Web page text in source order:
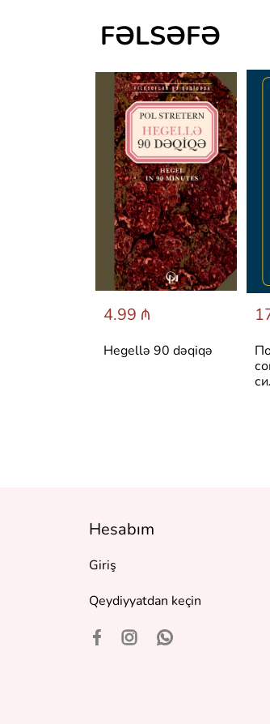
FƏLSƏFƏ
4.99 ₼
Hegellə 90 dəqiqə
Hesabım
Giriş
Qeydiyyatdan keçin